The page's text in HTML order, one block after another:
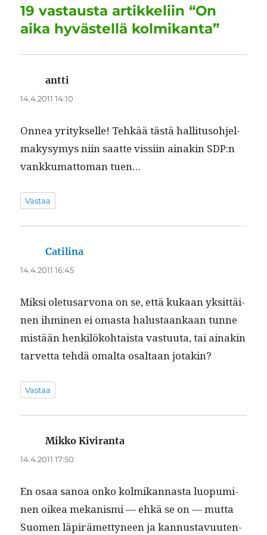
o
k
n p m
19 vastausta artikkeliin “On
aika hyvästellä kolmikanta”
antti
14.4.2011 14:10
Onnea yri­tyk­selle! Tehkää tästä hal­li­tu­so­hjel­
makysymys niin saat­te vis­si­in ainakin SDP:n
vankku­mat­toman tuen…
Vastaa
Catilina
14.4.2011 16:45
Mik­si ole­tusar­vona on se, että kukaan yksit­täi­
nen ihmi­nen ei omas­ta halus­taankaan tunne
mis­tään henkilöko­htaista vas­tu­u­ta, tai ainakin
tarvet­ta tehdä oma­l­ta osaltaan jotakin?
Vastaa
Mikko Kiviranta
14.4.2011 17:50
En osaa sanoa onko kolmikan­nas­ta luop­umi­
nen oikea mekanis­mi — ehkä se on — mut­ta
Suomen läpirämet­tyneen ja kan­nus­tavuuten­